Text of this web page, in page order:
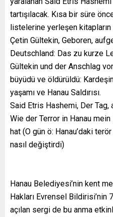
tartışılacak. Kısa bir süre
listelerine yerleşen kitapların
Çetin Gültekin, Geboren,
Deutschland: Das zu kurze
Gültekin und der Anschlag
büyüdü ve öldürüldü:
yaşamı ve Hanau Saldırısı.
Said Etris Hashemi, Der
Wie der Terror in Hanau
hat (O gün ö: Hanau’daki
nasıl değiştirdi)
Hanau Belediyesi’nin kent
Hakları Evrensel Bildirisi’nin
açılan sergi de bu anma